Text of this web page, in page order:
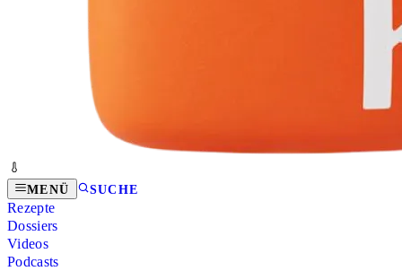
MENÜ SUCHE
Rezepte
Dossiers
Videos
Podcasts